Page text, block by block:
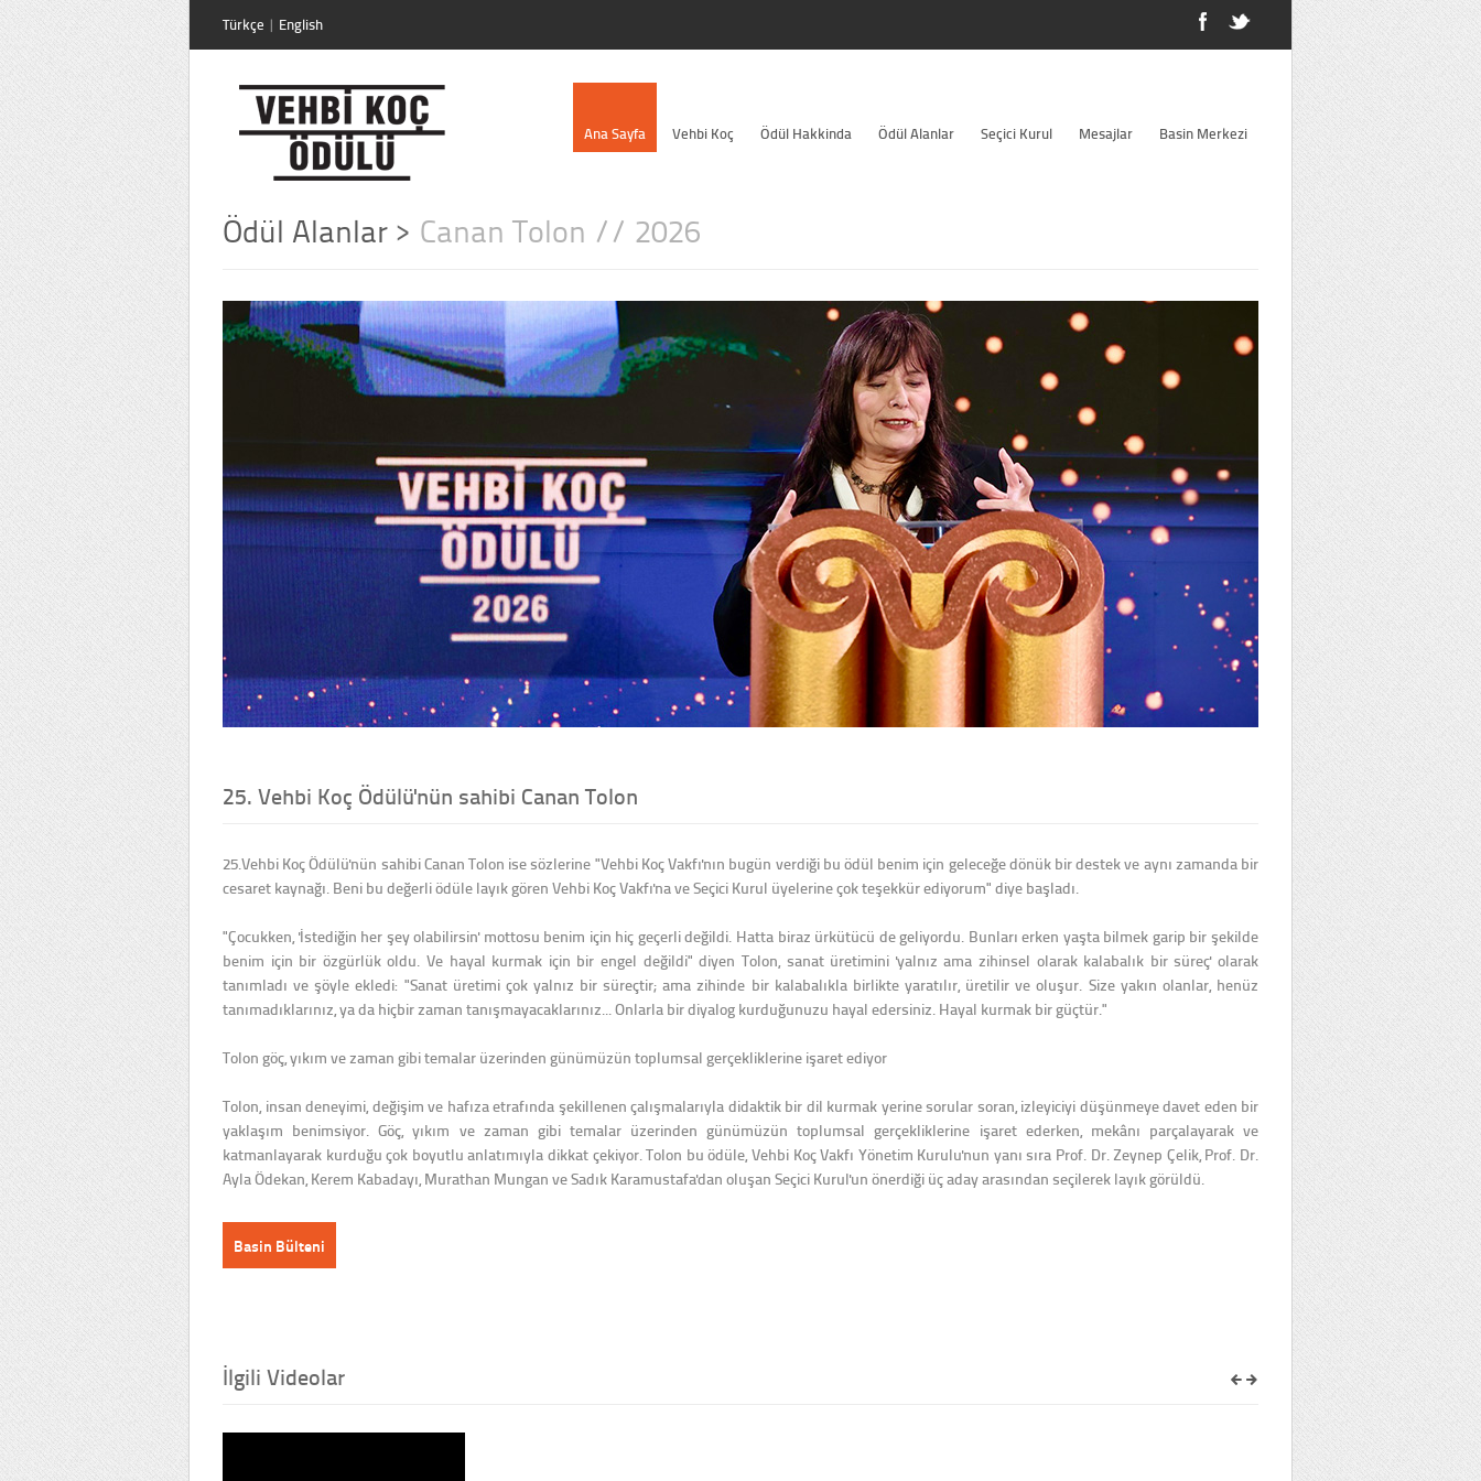
Türkçe | English
Ana Sayfa Vehbi Koç Ödül Hakkinda Ödül Alanlar Seçici Kurul Mesajlar Basin Merkezi
Ödül Alanlar > Canan Tolon // 2026
25. Vehbi Koç Ödülü'nün sahibi Canan Tolon
25.Vehbi Koç Ödülü'nün sahibi Canan Tolon ise sözlerine "Vehbi Koç Vakfı'nın bugün verdiği bu ödül benim için geleceğe dönük bir destek ve aynı zamanda bir
cesaret kaynağı. Beni bu değerli ödüle layık gören Vehbi Koç Vakfı'na ve Seçici Kurul üyelerine çok teşekkür ediyorum" diye başladı.
"Çocukken, 'İstediğin her şey olabilirsin' mottosu benim için hiç geçerli değildi. Hatta biraz ürkütücü de geliyordu. Bunları erken yaşta bilmek garip bir şekilde
benim için bir özgürlük oldu. Ve hayal kurmak için bir engel değildi" diyen Tolon, sanat üretimini 'yalnız ama zihinsel olarak kalabalık bir süreç' olarak
tanımladı ve şöyle ekledi: "Sanat üretimi çok yalnız bir süreçtir; ama zihinde bir kalabalıkla birlikte yaratılır, üretilir ve oluşur. Size yakın olanlar, henüz
tanımadıklarınız, ya da hiçbir zaman tanışmayacaklarınız... Onlarla bir diyalog kurduğunuzu hayal edersiniz. Hayal kurmak bir güçtür."
Tolon göç, yıkım ve zaman gibi temalar üzerinden günümüzün toplumsal gerçekliklerine işaret ediyor
Tolon, insan deneyimi, değişim ve hafıza etrafında şekillenen çalışmalarıyla didaktik bir dil kurmak yerine sorular soran, izleyiciyi düşünmeye davet eden bir
yaklaşım benimsiyor. Göç, yıkım ve zaman gibi temalar üzerinden günümüzün toplumsal gerçekliklerine işaret ederken, mekânı parçalayarak ve
katmanlayarak kurduğu çok boyutlu anlatımıyla dikkat çekiyor. Tolon bu ödüle, Vehbi Koç Vakfı Yönetim Kurulu'nun yanı sıra Prof. Dr. Zeynep Çelik, Prof. Dr.
Ayla Ödekan, Kerem Kabadayı, Murathan Mungan ve Sadık Karamustafa'dan oluşan Seçici Kurul'un önerdiği üç aday arasından seçilerek layık görüldü.
Basin Bülteni
İlgili Videolar